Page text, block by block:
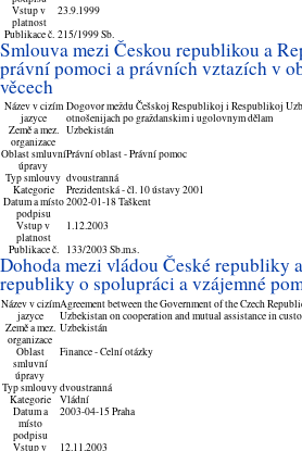
Vstup v
platnost
23.9.1999
Publikace č. 215/1999 Sb.
Smlouva mezi Českou republikou a
právní pomoci a právních vztazích v
věcech
Název v cizím
jazyce
Dogovor meždu Češskoj Respublikoj i Respublikoj
otnošenijach po graždanskim i ugolovnym dělam
Země a mez.
organizace
Uzbekistán
Oblast smluvní
úpravy
Právní oblast - Právní pomoc
Typ smlouvy dvoustranná
Kategorie
Prezidentská - čl. 10 ústavy 2001
Datum a místo
podpisu
2002-01-18 Taškent
Vstup v
platnost
1.12.2003
Publikace č.
133/2003 Sb.m.s.
Dohoda mezi vládou České republiky
republiky o spolupráci a vzájemné
Název v cizím
jazyce
Agreement between the Government of the Czech
Uzbekistan on cooperation and mutual assistance in
Země a mez.
organizace
Uzbekistán
Oblast
smluvní
úpravy
Finance - Celní otázky
Typ smlouvydvoustranná
Kategorie
Vládní
Datum a
místo
podpisu
2003-04-15 Praha
Vstup v
12.11.2003